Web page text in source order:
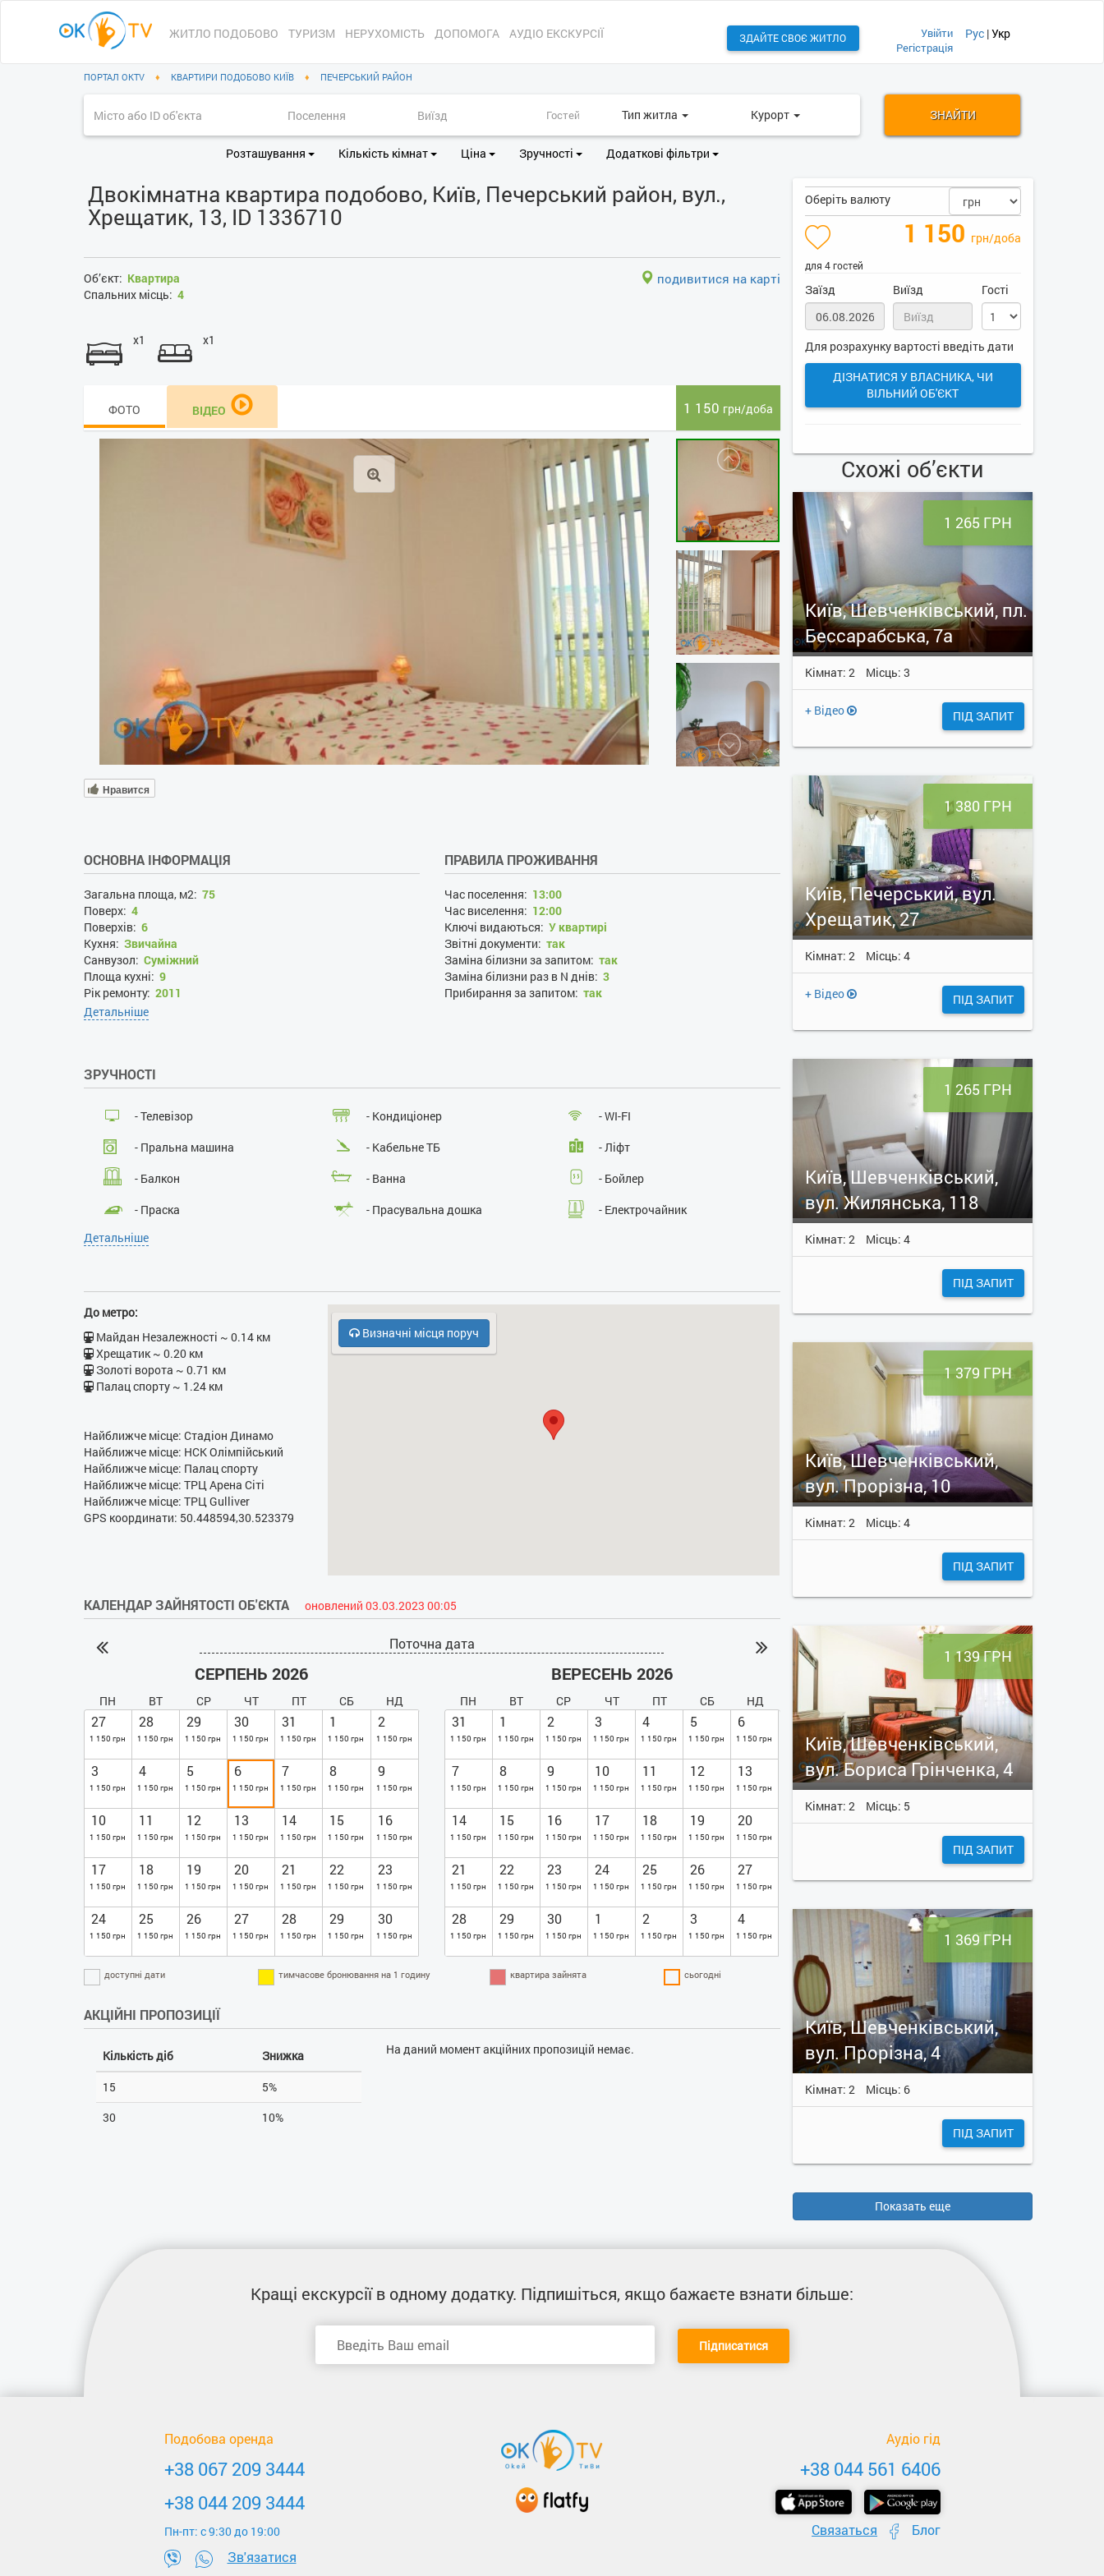
ЖИТЛО ПОДОБОВО ТУРИЗМ НЕРУХОМІСТЬ ДОПОМОГА АУДІО ЕКСКУРСІЇ ЗДАЙТЕ СВОЄ ЖИТЛО
Увійти
Регістрація
Рус |Укр
ПОРТАЛ OKTV ♦ КВАРТИРИ ПОДОБОВО КИЇВ ♦ ПЕЧЕРСЬКИЙ РАЙОН
Тип житла Курорт ЗНАЙТИ
Розташування Кількість кімнат Ціна Зручності Додаткові фільтри
Двокімнатна квартира подобово, Київ, Печерський район, вул.,
Хрещатик, 13, ID 1336710
Об’єкт: Квартира
Спальних місць: 4
подивитися на карті
x1 x1
ФОТО ВІДЕО 1 150 грн/доба
Нравится
ОСНОВНА ІНФОРМАЦІЯ
Загальна площа, м2: 75
Поверх: 4
Поверхів: 6
Кухня: Звичайна
Санвузол: Суміжний
Площа кухні: 9
Рік ремонту: 2011
ПРАВИЛА ПРОЖИВАННЯ
Час поселення: 13:00
Час виселення: 12:00
Ключі видаються: У квартирі
Звітні документи: так
Заміна білизни за запитом: так
Заміна білизни раз в N днів: 3
Прибирання за запитом: так
Розміщення з дітьми:так
Розміщення з тваринами:
Проведення масових заходів:так
Детальніше
ЗРУЧНОСТІ
- Телевізор - Кондиціонер
- WI-FI
- Пральна машина
- Кабельне ТБ
- Ліфт
- Балкон
- Ванна
- Бойлер
- Праска
- Прасувальна дошка
- Електрочайник
- Кухонна плита
Детальніше
До метро:
Майдан Незалежності ~ 0.14 км
Хрещатик ~ 0.20 км
Золоті ворота ~ 0.71 км
Палац спорту ~ 1.24 км
Найближче місце: Стадіон Динамо
Найближче місце: НСК Олімпійський
Найближче місце: Палац спорту
Найближче місце: ТРЦ Арена Сіті
Найближче місце: ТРЦ Gulliver
GPS координати: 50.448594,30.523379
Визначні місця поруч
КАЛЕНДАР ЗАЙНЯТОСТІ ОБ'ЄКТА оновлений 03.03.2023 00:05
Поточна дата
СЕРПЕНЬ 2026
ПН ВТ СР ЧТ ПТ СБ НД
27
1 150 грн
28
1 150 грн
29
1 150 грн
30
1 150 грн
31
1 150 грн
1
1 150 грн
2
1 150 грн
3
1 150 грн
4
1 150 грн
5
1 150 грн
6
1 150 грн
7
1 150 грн
8
1 150 грн
9
1 150 грн
10
1 150 грн
11
1 150 грн
12
1 150 грн
13
1 150 грн
14
1 150 грн
15
1 150 грн
16
1 150 грн
17
1 150 грн
18
1 150 грн
19
1 150 грн
20
1 150 грн
21
1 150 грн
22
1 150 грн
23
1 150 грн
24
1 150 грн
25
1 150 грн
26
1 150 грн
27
1 150 грн
28
1 150 грн
29
1 150 грн
30
1 150 грн
ВЕРЕСЕНЬ 2026
ПН ВТ СР ЧТ ПТ СБ НД
31
1 150 грн
1
1 150 грн
2
1 150 грн
3
1 150 грн
4
1 150 грн
5
1 150 грн
6
1 150 грн
7
1 150 грн
8
1 150 грн
9
1 150 грн
10
1 150 грн
11
1 150 грн
12
1 150 грн
13
1 150 грн
14
1 150 грн
15
1 150 грн
16
1 150 грн
17
1 150 грн
18
1 150 грн
19
1 150 грн
20
1 150 грн
21
1 150 грн
22
1 150 грн
23
1 150 грн
24
1 150 грн
25
1 150 грн
26
1 150 грн
27
1 150 грн
28
1 150 грн
29
1 150 грн
30
1 150 грн
1
1 150 грн
2
1 150 грн
3
1 150 грн
4
1 150 грн
доступні дати тимчасове бронювання на 1 годину квартира зайнята сьогодні
АКЦІЙНІ ПРОПОЗИЦІЇ
Кількість діб
Знижка
15
5%
30
10%
На даний момент акційних пропозицій немає.
Оберіть валюту
1 150 грн/доба
для 4 гостей
Заїзд Виїзд Гості
Для розрахунку вартості введіть дати
ДІЗНАТИСЯ У ВЛАСНИКА, ЧИ
ВІЛЬНИЙ ОБ'ЄКТ
Схожі об’єкти
1 265 ГРН
Київ, Шевченківський, пл.
Бессарабська, 7а
Кімнат: 2 Місць: 3
+ Відео ПІД ЗАПИТ
1 380 ГРН
Київ, Печерський, вул.
Хрещатик, 27
Кімнат: 2 Місць: 4
+ Відео ПІД ЗАПИТ
1 265 ГРН
Київ, Шевченківський,
вул. Жилянська, 118
Кімнат: 2 Місць: 4
ПІД ЗАПИТ
1 379 ГРН
Київ, Шевченківський,
вул. Прорізна, 10
Кімнат: 2 Місць: 4
ПІД ЗАПИТ
1 139 ГРН
Київ, Шевченківський,
вул. Бориса Грінченка, 4
Кімнат: 2 Місць: 5
ПІД ЗАПИТ
1 369 ГРН
Київ, Шевченківський,
вул. Прорізна, 4
Кімнат: 2 Місць: 6
ПІД ЗАПИТ
Показать еще
Кращі екскурсіїв одному додатку. Підпишіться, якщо бажаєте взнати більше:
Підписатися
Подобова оренда
+38 067 209 3444
+38 044 209 3444
Пн-пт: c 9:30 до 19:00
Зв'язатися
Аудіо гід
+38 044 561 6406
Связаться Блог